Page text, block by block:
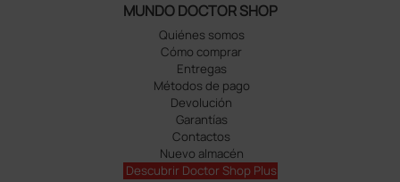
MUNDO DOCTOR SHOP
Quiénes somos
Cómo comprar
Entregas
Métodos de pago
Devolución
Garantías
Contactos
Nuevo almacén
Descubrir Doctor Shop Plus